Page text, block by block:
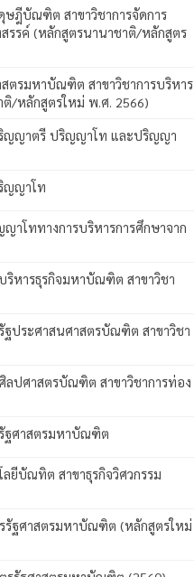
ฎีบัณฑิต สาขาวิชาการจัดการ
รรค์ (หลักสูตรนานาชาติ/หลักสูตร
ตรมหาบัณฑิต สาขาวิชาการบริหาร
/หลักสูตรใหม่ พ.ศ. 2566)
ญญาตรี ปริญญาโท และปริญญา
ญญาโท
าโททางการบริหารการศึกษาจาก
หารธุรกิจมหาบัณฑิต สาขาวิชา
ประศาสนศาสตรบัณฑิต สาขาวิชา
ปศาสตรบัณฑิต สาขาวิชาการท่อง
ฐศาสตรมหาบัณฑิต
ยีบัณทิต สาขาธุรกิจวิศวกรรม
ฐศาสตรมหาบัณฑิต (หลักสูตรใหม่